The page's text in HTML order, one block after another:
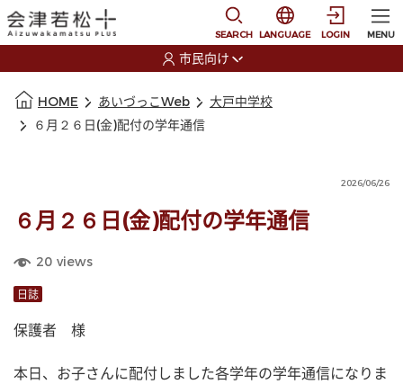
SEARCH
選択すると言語の切
LANGUAGE LOGIN MENU
市民向け
HOME あいづっこWeb
大戸中学校
６月２６日(金)配付の学年通信
2026/06/26
６月２６日(金)配付の学年通信
20 views
日誌
保護者　様
本日、お子さんに配付しました各学年の学年通信になりま